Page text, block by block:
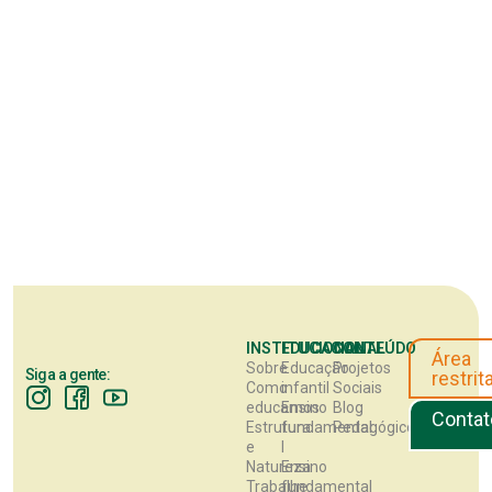
Siga a gente:
INSTITUCIONAL
Sobre
Como
educamos
Estrutura
e
Natureza
Trabalhe
EDUCACIONAL
Educação
infantil
Ensino
fundamental
Ensino
fundamental
CONTEÚDO
Blog
Pedagógico
Projetos
Sociais
Área